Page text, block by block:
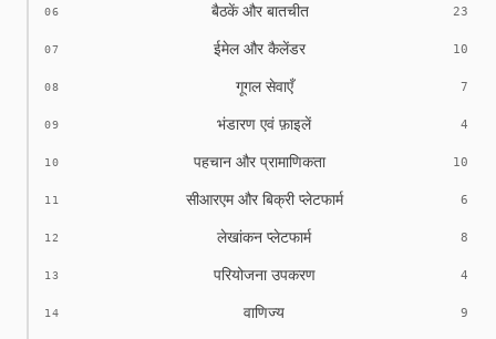
06 बैठकें और बातचीत 23
07 ईमेल और कैलेंडर 10
08 गूगल सेवाएँ 7
09 भंडारण एवं फ़ाइलें 4
10 पहचान और प्रामाणिकता 10
11 सीआरएम और बिक्री प्लेटफार्म 6
12 लेखांकन प्लेटफार्म 8
13 परियोजना उपकरण 4
14 वाणिज्य 9